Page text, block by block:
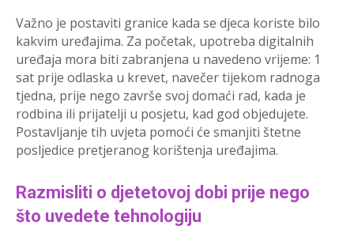
Važno je postaviti granice kada se djeca koriste bilo
kakvim uređajima. Za početak, upotreba digitalnih
uređaja mora biti zabranjena u navedeno vrijeme: 1
sat prije odlaska u krevet, navečer tijekom radnoga
tjedna, prije nego završe svoj domaći rad, kada je
rodbina ili prijatelji u posjetu, kad god objedujete.
Postavljanje tih uvjeta pomoći će smanjiti štetne
posljedice pretjeranog korištenja uređajima.
Razmisliti o djetetovoj dobi prije nego
što uvedete tehnologiju